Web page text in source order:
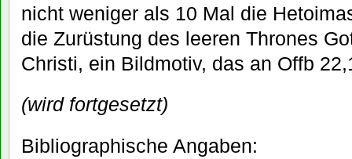
nicht weniger als 10 Mal die
die Zurüstung des leeren Thrones
Christi, ein Bildmotiv, das an Offb
(wird fortgesetzt)
Bibliographische Angaben: